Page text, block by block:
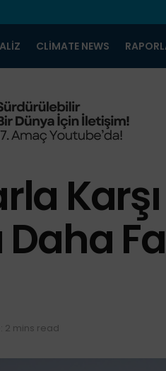
CLIMATE NEWS
2 mins read